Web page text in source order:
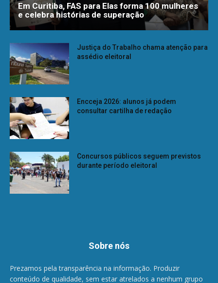
Em Curitiba, FAS para Elas forma 100 mulheres
e celebra histórias de superação
Justiça do Trabalho chama atenção para
assédio eleitoral
Encceja 2026: alunos já podem
consultar cartilha de redação
Concursos públicos seguem previstos
durante período eleitoral
Sobre nós
Prezamos pela transparência na informação. Produzir
conteúdo de qualidade, sem estar atrelados a nenhum grupo